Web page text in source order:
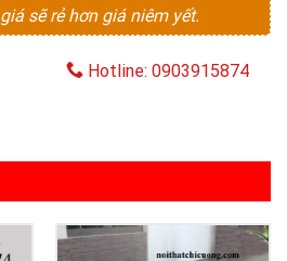
giá sẽ rẻ hơn giá niêm yết.
Hotline: 0903915874